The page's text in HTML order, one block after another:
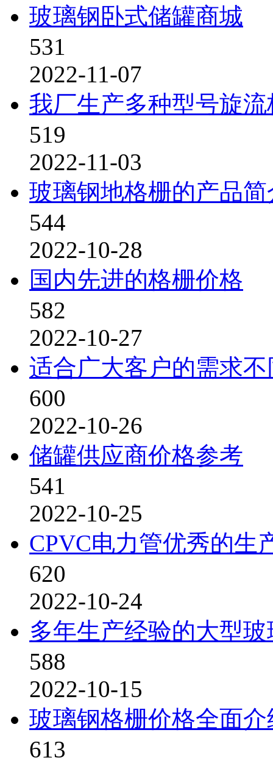
玻璃钢卧式储罐商城
531
2022-11-07
我厂生产多种型号旋
519
2022-11-03
玻璃钢地格栅的产品简
544
2022-10-28
国内先进的格栅价格
582
2022-10-27
适合广大客户的需求
600
2022-10-26
储罐供应商价格参考
541
2022-10-25
CPVC电力管优秀的生
620
2022-10-24
多年生产经验的大型
588
2022-10-15
玻璃钢格栅价格全面介
613